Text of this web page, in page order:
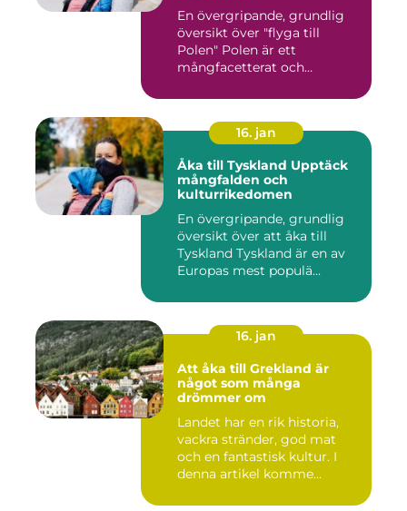
En övergripande, grundlig
översikt över "flyga till
Polen" Polen är ett
mångfacetterat och
16. jan
Åka till Tyskland Upptäck
mångfalden och
kulturrikedomen
En övergripande, grundlig
översikt över att åka till
Tyskland Tyskland är en av
Europas mest populä...
16. jan
Att åka till Grekland är
något som många
drömmer om
Landet har en rik historia,
vackra stränder, god mat
och en fantastisk kultur. I
denna artikel komme...